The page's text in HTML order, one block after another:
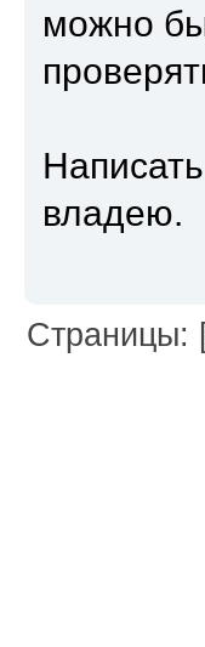
можно
владею.
Страницы: